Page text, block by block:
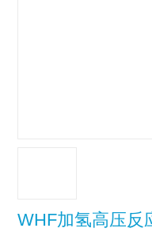
WHF加氢高压反